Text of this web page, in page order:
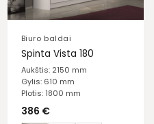
Biuro baldai
Spinta Vista 180
Aukštis: 2150 mm
Gylis: 610 mm
Plotis: 1800 mm
386 €